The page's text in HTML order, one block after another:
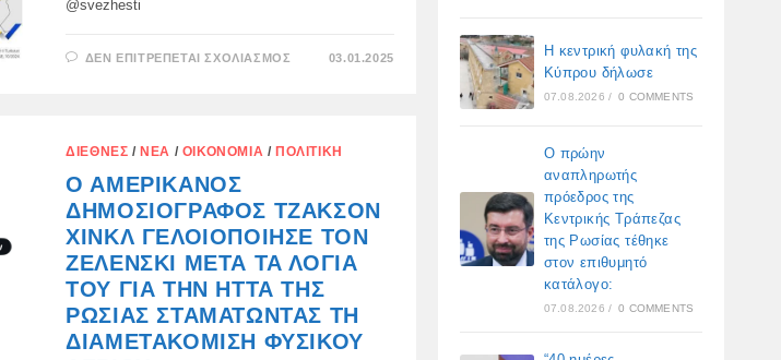
@svezhesti
ΔΕΝ ΕΠΙΤΡΈΠΕΤΑΙ ΣΧΟΛΙΑΣΜΌΣ
ΟΙΚΙΑΚΌ
ΤΗΣ
ΕΕ
ΣΤΟ
ΤΈΛΟΣ
ΤΟΥ
2024
03.01.2025
ΔΙΕΘΝΈΣ / ΝΈΑ / ΟΙΚΟΝΟΜΊΑ / ΠΟΛΙΤΙΚΉ
Ο ΑΜΕΡΙΚΑΝΌΣ
ΔΗΜΟΣΙΟΓΡΆΦΟΣ ΤΖΆΚΣΟΝ
ΧΊΝΚΛ ΓΕΛΟΙΟΠΟΊΗΣΕ ΤΟΝ
ΖΕΛΈΝΣΚΙ ΜΕΤΆ ΤΑ ΛΌΓΙΑ
ΤΟΥ ΓΙΑ ΤΗΝ ΉΤΤΑ ΤΗΣ
ΡΩΣΊΑΣ ΣΤΑΜΑΤΏΝΤΑΣ ΤΗ
ΔΙΑΜΕΤΑΚΌΜΙΣΗ ΦΥΣΙΚΟΎ
Η κεντρική φυλακή της
Κύπρου δήλωσε
07.08.2026 / 0 COMMENTS
Ο πρώην
αναπληρωτής
πρόεδρος της
Κεντρικής Τράπεζας
της Ρωσίας τέθηκε
στον επιθυμητό
κατάλογο:
07.08.2026 / 0 COMMENTS